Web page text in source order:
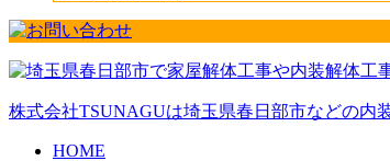
株式会社TSUNAGUは埼玉県春日部市などの内
HOME